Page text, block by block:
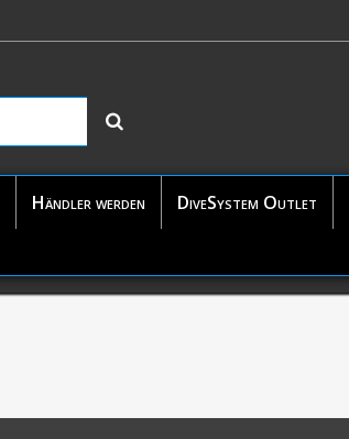
Händler werden DiveSystem Outlet